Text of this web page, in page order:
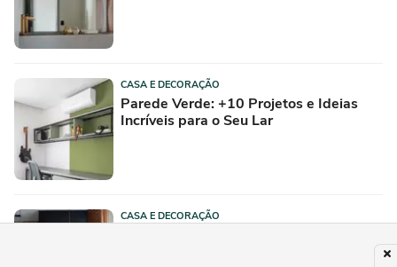
CASA E DECORAÇÃO
Parede Verde: +10 Projetos e Ideias
Incríveis para o Seu Lar
CASA E DECORAÇÃO